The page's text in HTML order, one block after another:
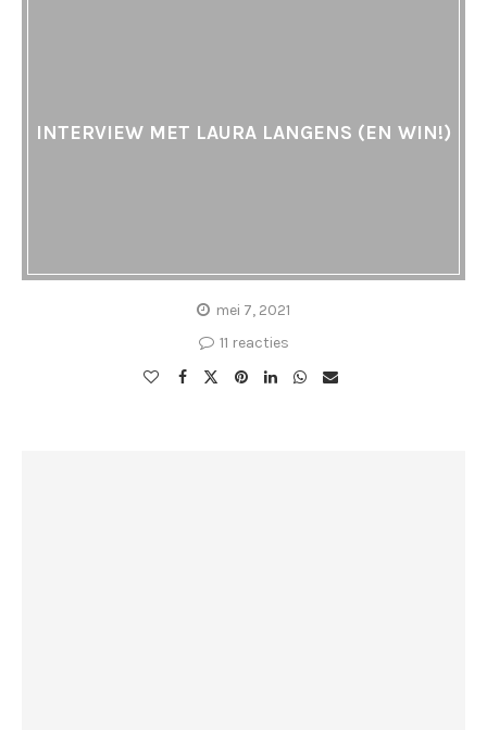
INTERVIEW MET LAURA LANGENS (EN WIN!)
mei 7, 2021
11 reacties